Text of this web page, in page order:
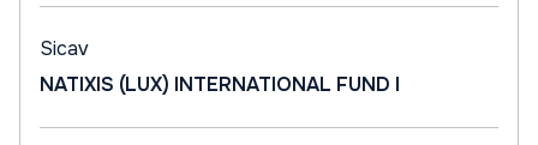
Sicav
NATIXIS (LUX) INTERNATIONAL FUND I